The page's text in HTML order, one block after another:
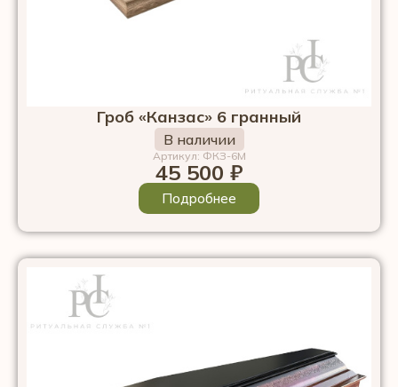
Гроб «Канзас» 6 гранный
В наличии
Артикул: ФКЗ-6М
45 500 ₽
Подробнее